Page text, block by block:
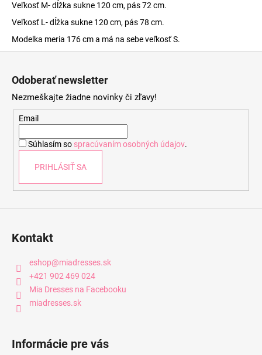
Veľkosť M- dĺžka sukne 120 cm, pás 72 cm.
Veľkosť L- dĺžka sukne 120 cm, pás 78 cm.
Modelka meria 176 cm a má na sebe veľkosť S.
Odoberať newsletter
Nezmeškajte žiadne novinky či zľavy!
Email
Súhlasím so spracúvaním osobných údajov.
PRIHLÁSIŤ SA
Kontakt
eshop@miadresses.sk
+421 902 469 024
Mia Dresses na Facebooku
miadresses.sk
Informácie pre vás